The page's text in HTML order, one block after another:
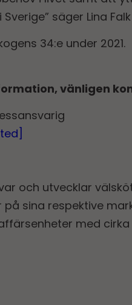
säger Lina
34:e under 2021.
vänligen
och utvecklar
sina respektive
med